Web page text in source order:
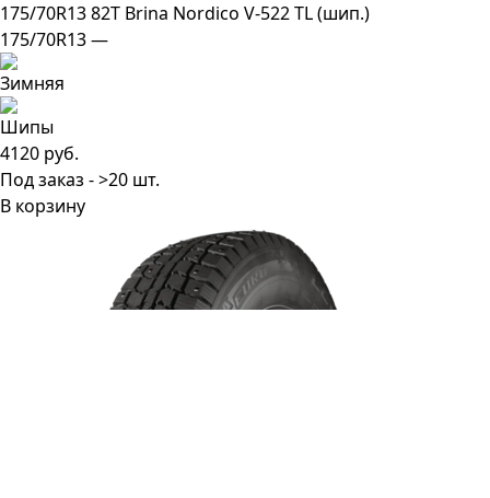
175/70R13 82T Brina Nordico V-522 TL (шип.)
175/70R13 —
4120 руб.
Под заказ - >20 шт.
В корзину